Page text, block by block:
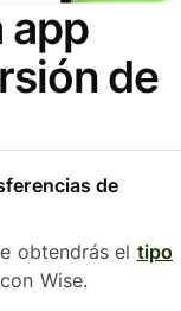
app
de
de
obtendrás el tipo
con Wise.